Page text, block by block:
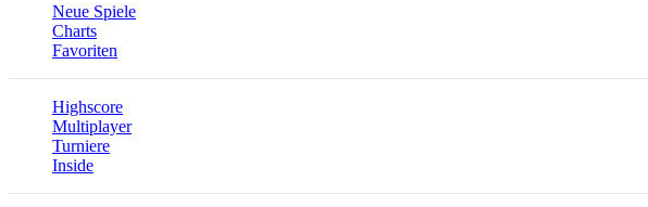
Neue Spiele
Charts
Favoriten
Highscore
Multiplayer
Turniere
Inside